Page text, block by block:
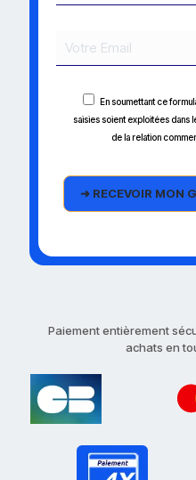
En soumettant ce
saisies soient exploitées dans
de la relation
Paiement entièrement
achats en